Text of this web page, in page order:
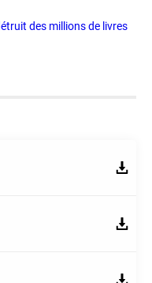
des millions de livres